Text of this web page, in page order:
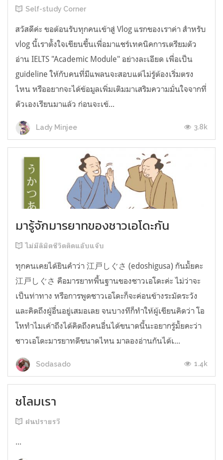
Self-study Corner
สวัสดีค่ะ ขอต้อนรับทุกคนเข้าสู่ Vlog แรกของเราค่า สำหรับ
vlog นี้เราตั้งใจเขียนขึ้นเพื่อมาแชร์เทคนิคการเตรียมตัว
อ่าน IELTS "Academic Module" อย่างละเอียด เพื่อเป็น
guideline ให้กับคนที่มีแพลนจะสอบแต่ไม่รู้ต้องเริ่มตรง
ไหน หรืออยากจะได้ข้อมูลเพิ่มเติมมาเสริมความมั่นใจจากที่
ตัวเองเรียนมาแล้ว ก่อนจะเข้...
Lady Minjee 3.8k
มารู้จักมารยาทของชาวเอโดะกัน
ไม่มีลิมิตชีวิตติดแอ๊บแจ๊บ
ทุกคนเคยได้ยินคำว่า 江戸しぐさ (edoshigusa) กันมั้ยคะ
江戸しぐさ คือมารยาทพื้นฐานของชาวเอโดะค่ะ ไม่ว่าจะ
เป็นท่าทาง หรือการพูดชาวเอโดะก็จะค่อนข้างระมัดระวัง
และคิดถึงผู้อื่นอยู่เสมอเลย จนบางทีก็ทำให้ผู้เขียนคิดว่า โอ
โหทำไมเค้าถึงได้คิดถึงคนอื่นได้ขนาดนี้นะอยากรู้มั้ยคะว่า
ชาวเอโดะมารยาทดีขนาดไหน มาลองอ่านกันได้เ...
Sodasado 1.4k
ชโลมเรา
ฝนปรายรวี
...